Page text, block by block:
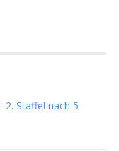
2. Staffel nach 5